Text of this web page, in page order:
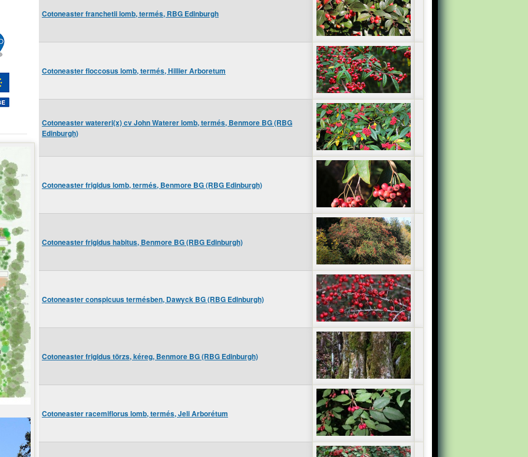
Cotoneaster franchetii lomb, termés, RBG Edinburgh
Cotoneaster floccosus lomb, termés, Hillier Arboretum
Cotoneaster watereri(x) cv John Waterer lomb, termés, Benmore BG (RBG
Edinburgh)
Cotoneaster frigidus lomb, termés, Benmore BG (RBG Edinburgh)
Cotoneaster frigidus habitus, Benmore BG (RBG Edinburgh)
Cotoneaster conspicuus termésben, Dawyck BG (RBG Edinburgh)
Cotoneaster frigidus törzs, kéreg, Benmore BG (RBG Edinburgh)
Cotoneaster racemiflorus lomb, termés, Jeli Arborétum